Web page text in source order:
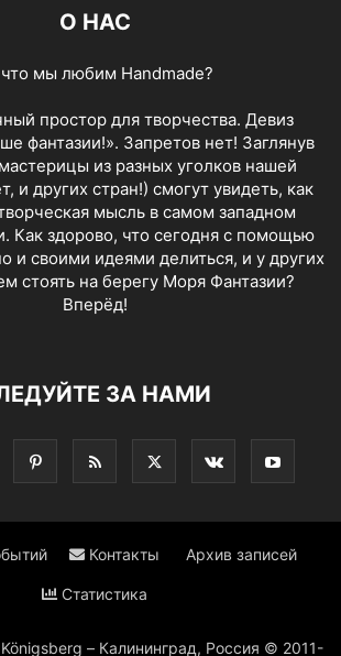
О НАС
мы любим Handmade?
простор для творчества. Девиз
фантазии!». Запретов нет! Заглянув
мастерицы из разных уголков нашей
и других стран!) смогут увидеть, как
мысль в самом западном
Как здорово, что сегодня с помощью
и своими идеями делиться, и у других
стоять на берегу Моря Фантазии?
Вперёд!
ЗА НАМИ
Контакты Архив записей
Статистика
– Калининград, Россия © 2011-